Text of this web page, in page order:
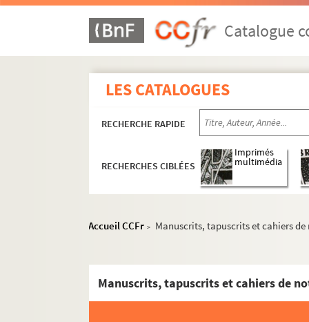
Catalogue
LES CATALOGUES
RECHERCHE RAPIDE
RECHERCHES CIBLÉES
Imprimés
multimédia
Accueil CCFr > Manuscrits, tapuscrits et cahiers de
Manuscrits, tapuscrits et cahiers de